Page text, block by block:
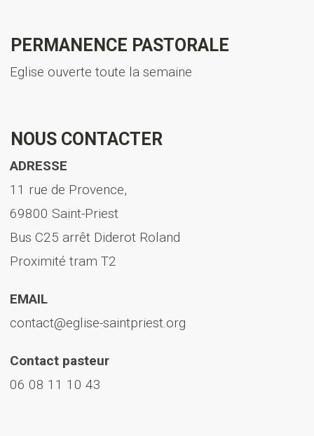
PERMANENCE PASTORALE
Eglise ouverte toute la semaine
NOUS CONTACTER
ADRESSE
11 rue de Provence,
69800 Saint-Priest
Bus C25 arrêt Diderot Roland
Proximité tram T2
EMAIL
contact@eglise-saintpriest.org
Contact pasteur
06 08 11 10 43